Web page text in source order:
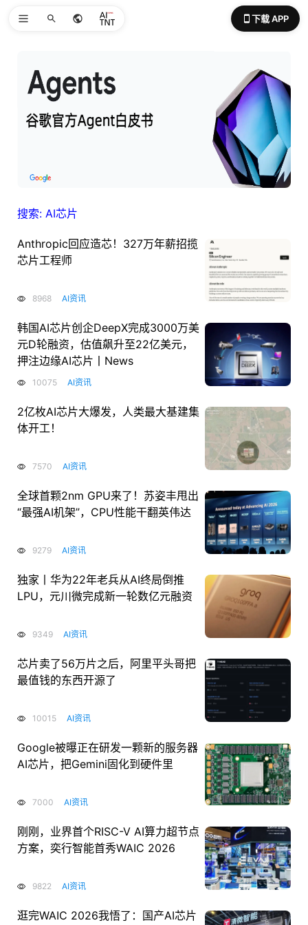
下载 APP
搜索: AI芯片
Anthropic回应造芯！327万年薪招揽
芯片工程师
8968 AI资讯
韩国AI芯片创企DeepX完成3000万美
元D轮融资，估值飙升至22亿美元，
押注边缘AI芯片丨News
10075 AI资讯
2亿枚AI芯片大爆发，人类最大基建集
体开工！
7570 AI资讯
全球首颗2nm GPU来了！苏姿丰甩出
“最强AI机架”，CPU性能干翻英伟达
9279 AI资讯
独家丨华为22年老兵从AI终局倒推
LPU，元川微完成新一轮数亿元融资
9349 AI资讯
芯片卖了56万片之后，阿里平头哥把
最值钱的东西开源了
10015 AI资讯
Google被曝正在研发一颗新的服务器
AI芯片，把Gemini固化到硬件里
7000 AI资讯
刚刚，业界首个RISC-V AI算力超节点
方案，奕行智能首秀WAIC 2026
9822 AI资讯
逛完WAIC 2026我悟了：国产AI芯片